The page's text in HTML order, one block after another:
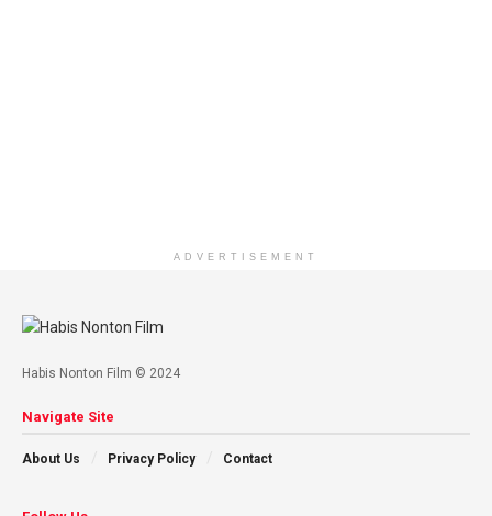
ADVERTISEMENT
Habis Nonton Film © 2024
Navigate Site
About Us Privacy Policy Contact